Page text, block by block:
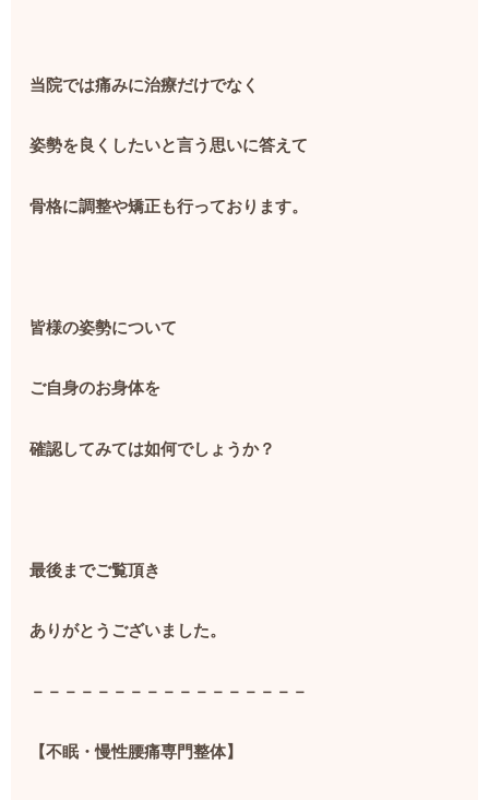
当院では痛みに治療だけでなく
姿勢を良くしたいと言う思いに答えて
骨格に調整や矯正も行っております。
皆様の姿勢について
ご自身のお身体を
確認してみては如何でしょうか？
最後までご覧頂き
ありがとうございました。
－－－－－－－－－－－－－－－－－
【不眠・慢性腰痛専門整体】